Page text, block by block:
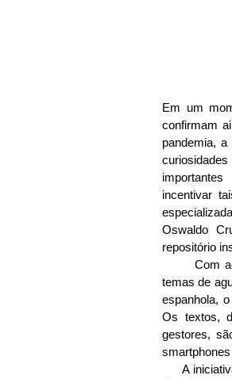
Em um
confirmam
pandemia,
incentivar
Oswaldo
repositório
       Com acesso fácil e sem custos, a oferta inclui publicações sobre
temas de
espanhola,
Os textos,
gestores,